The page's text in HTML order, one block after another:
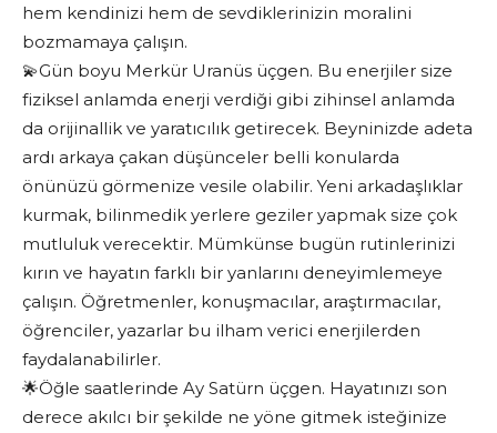
hem kendinizi hem de sevdiklerinizin moralini
bozmamaya çalışın.
💫Gün boyu Merkür Uranüs üçgen. Bu enerjiler size
fiziksel anlamda enerji verdiği gibi zihinsel anlamda
da orijinallik ve yaratıcılık getirecek. Beyninizde adeta
ardı arkaya çakan düşünceler belli konularda
önünüzü görmenize vesile olabilir. Yeni arkadaşlıklar
kurmak, bilinmedik yerlere geziler yapmak size çok
mutluluk verecektir. Mümkünse bugün rutinlerinizi
kırın ve hayatın farklı bir yanlarını deneyimlemeye
çalışın. Öğretmenler, konuşmacılar, araştırmacılar,
öğrenciler, yazarlar bu ilham verici enerjilerden
faydalanabilirler.
🌟Öğle saatlerinde Ay Satürn üçgen. Hayatınızı son
derece akılcı bir şekilde ne yöne gitmek isteğinize